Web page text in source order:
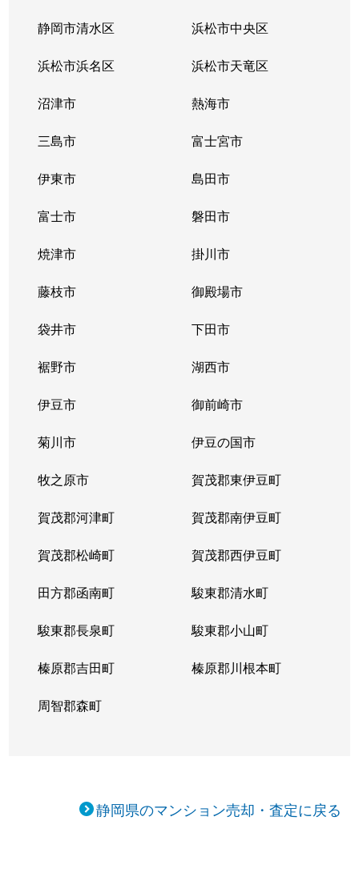
静岡市清水区 浜松市中央区
浜松市浜名区 浜松市天竜区
沼津市 熱海市
三島市 富士宮市
伊東市 島田市
富士市 磐田市
焼津市 掛川市
藤枝市 御殿場市
袋井市 下田市
裾野市 湖西市
伊豆市 御前崎市
菊川市 伊豆の国市
牧之原市 賀茂郡東伊豆町
賀茂郡河津町 賀茂郡南伊豆町
賀茂郡松崎町 賀茂郡西伊豆町
田方郡函南町 駿東郡清水町
駿東郡長泉町 駿東郡小山町
榛原郡吉田町 榛原郡川根本町
周智郡森町
静岡県のマンション売却・査定に戻る